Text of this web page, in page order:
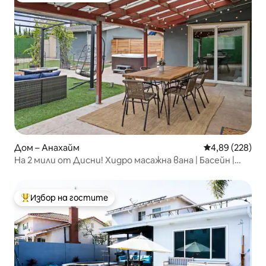
Дом – Анахайм Средна
4,89 (228)
На 2 мили от Дисни! Хидро масажна вана | Басейн |
Най-популярен избор на гостите
Избор на гостите